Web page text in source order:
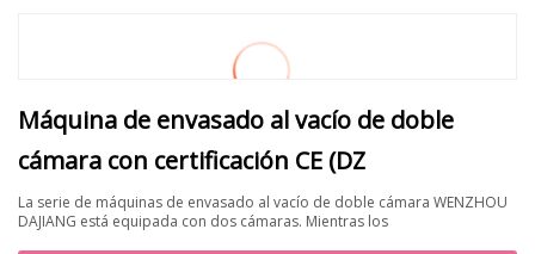
Máquina de envasado al vacío de doble
cámara con certificación CE (DZ
La serie de máquinas de envasado al vacío de doble cámara WENZHOU
DAJIANG está equipada con dos cámaras. Mientras los